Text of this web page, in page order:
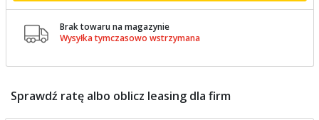

Brak towaru na magazynie
Wysyłka tymczasowo wstrzymana
Sprawdź ratę albo oblicz leasing dla firm